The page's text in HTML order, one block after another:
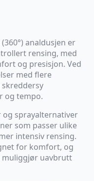
analdusjen er
rensing, med
og presisjon. Ved
med flere
og tempo.
sprayalternativer
som passer ulike
intensiv rensing.
for komfort, og
muliggjør uavbrutt